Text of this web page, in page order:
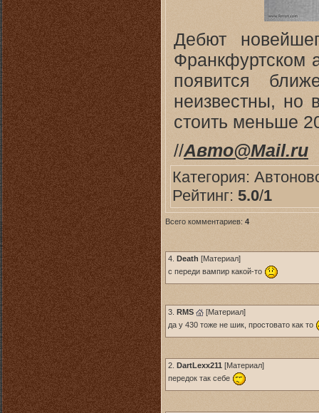
Дебют
Франкфуртском
появится
неизвестны, но
стоить меньше
//Авто@Mail.ru
Категория:
Рейтинг: 5.0/1
Всего комментариев: 4
4. Death [Материал]
с переди вампир какой-то
3. RMS [Материал]
да у 430 тоже не шик, простовато как то
2. DartLexx211 [Материал]
передок так себе